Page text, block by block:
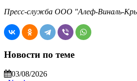
Пресс-служба ООО "Алеф-Виналь-
Новости по теме
03/08/2026